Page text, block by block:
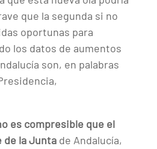
que la segunda si no
oportunas para
los datos de aumentos
son, en palabras
es compresible que el
de la Juntade Andalucía,